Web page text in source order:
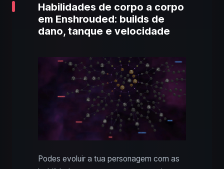
Habilidades de corpo a corpo
em Enshrouded: builds de
dano, tanque e velocidade
Podes evoluir a tua personagem com as